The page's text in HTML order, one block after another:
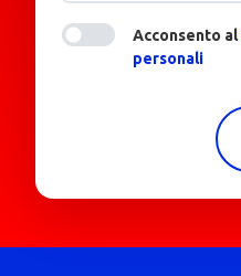
Acconsento al
personali